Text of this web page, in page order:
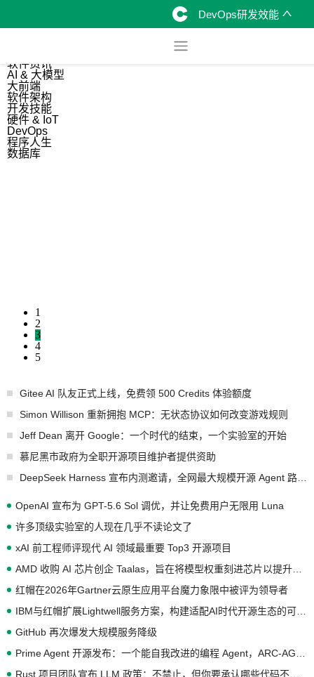
DevOps研发效能
软件资讯
AI & 大模型
大前端
软件架构
开发技能
硬件 & IoT
DevOps
程序人生
数据库
1
2
3
4
5
Gitee AI 队友正式上线，免费领 500 Credits 体验额度
Simon Willison 重新拥抱 MCP：无状态协议如何改变游戏规则
Jeff Dean 离开 Google：一个时代的结束，一个实验室的开始
慕尼黑市政府为全职开源项目维护者提供资助
OpenAI 宣布为 GPT-5.6 Sol 调优，并让免费用户无限用 Luna
许多顶级实验室的人现在几乎不读论文了
xAI 前工程师评现代 AI 领域最重要 Top3 开源项目
红帽在2026年Gartner云原生应用平台魔力象限中被评为领导者
GitHub 再次爆发大规模服务降级